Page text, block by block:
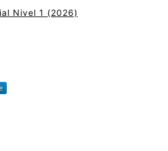
Nivel 1 (2026)